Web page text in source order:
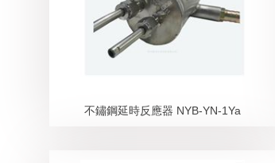
不鏽鋼延時反應器 NYB-YN-1Ya